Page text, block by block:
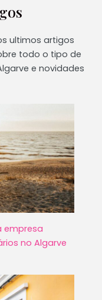
ultimos artigos
todo o tipo de
e novidades
empresa
no Algarve